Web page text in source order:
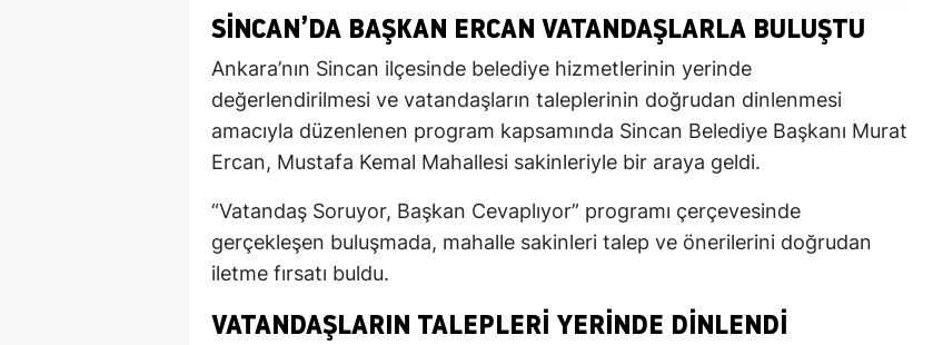
SINCAN’DA BAŞKAN ERCAN VATANDAŞLARLA BULUŞTU
Ankara’nın Sincan ilçesinde belediye hizmetlerinin yerinde
değerlendirilmesi ve vatandaşların taleplerinin doğrudan dinlenmesi
amacıyla düzenlenen program kapsamında Sincan Belediye Başkanı Murat
Ercan, Mustafa Kemal Mahallesi sakinleriyle bir araya geldi.
“Vatandaş Soruyor, Başkan Cevaplıyor” programı çerçevesinde
gerçekleşen buluşmada, mahalle sakinleri talep ve önerilerini doğrudan
iletme fırsatı buldu.
VATANDAŞLARIN TALEPLERI YERINDE DINLENDI